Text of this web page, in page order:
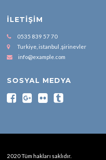
İLETIŞIM
0535 839 57 70
Turkiye, istanbul ,şirinevler
info@example.com
SOSYAL MEDYA
2020 Tüm hakları saklıdır.